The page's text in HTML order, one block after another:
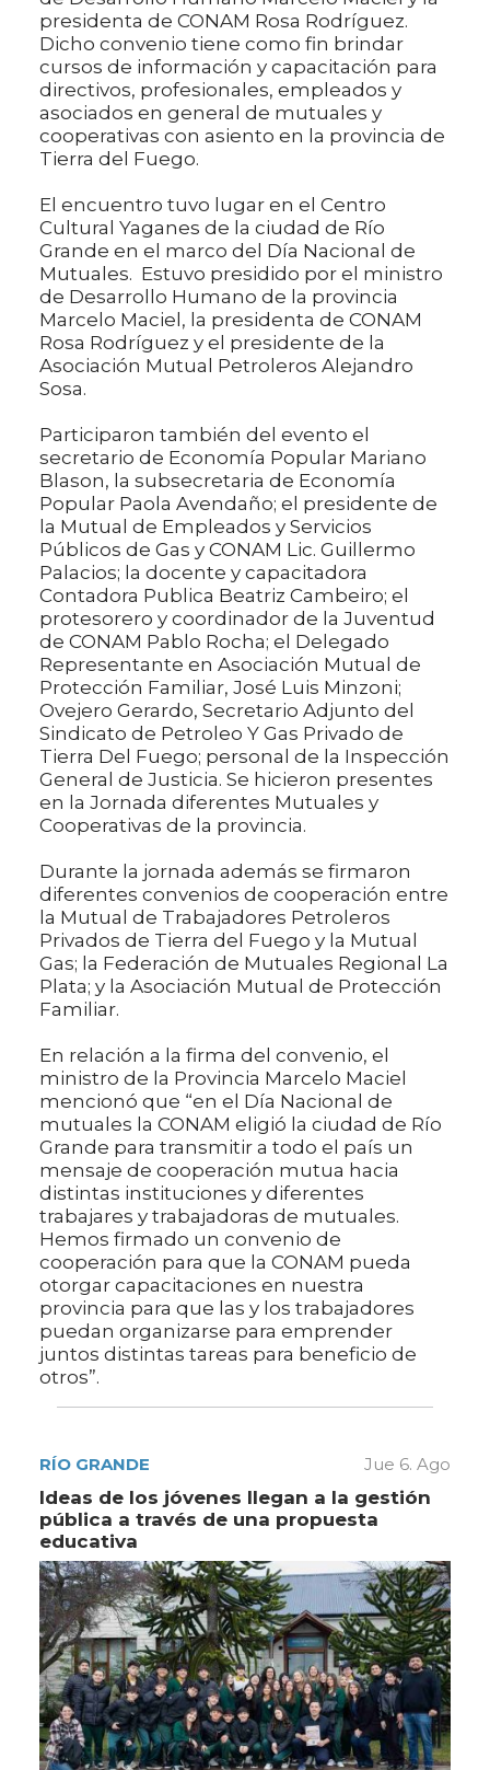
presidenta de CONAM Rosa Rodríguez.
Dicho convenio tiene como fin brindar
cursos de información y capacitación para
directivos, profesionales, empleados y
asociados en general de mutuales y
cooperativas con asiento en la provincia de
Tierra del Fuego.
El encuentro tuvo lugar en el Centro
Cultural Yaganes de la ciudad de Río
Grande en el marco del Día Nacional de
Mutuales. Estuvo presidido por el ministro
de Desarrollo Humano de la provincia
Marcelo Maciel, la presidenta de CONAM
Rosa Rodríguez y el presidente de la
Asociación Mutual Petroleros Alejandro
Sosa.
Participaron también del evento el
secretario de Economía Popular Mariano
Blason, la subsecretaria de Economía
Popular Paola Avendaño; el presidente de
la Mutual de Empleados y Servicios
Públicos de Gas y CONAM Lic. Guillermo
Palacios; la docente y capacitadora
Contadora Publica Beatriz Cambeiro; el
protesorero y coordinador de la Juventud
de CONAM Pablo Rocha; el Delegado
Representante en Asociación Mutual de
Protección Familiar, José Luis Minzoni;
Ovejero Gerardo, Secretario Adjunto del
Sindicato de Petroleo Y Gas Privado de
Tierra Del Fuego; personal de la Inspección
General de Justicia. Se hicieron presentes
en la Jornada diferentes Mutuales y
Cooperativas de la provincia.
Durante la jornada además se firmaron
diferentes convenios de cooperación entre
la Mutual de Trabajadores Petroleros
Privados de Tierra del Fuego y la Mutual
Gas; la Federación de Mutuales Regional La
Plata; y la Asociación Mutual de Protección
Familiar.
En relación a la firma del convenio, el
ministro de la Provincia Marcelo Maciel
mencionó que “en el Día Nacional de
mutuales la CONAM eligió la ciudad de Río
Grande para transmitir a todo el país un
mensaje de cooperación mutua hacia
distintas instituciones y diferentes
trabajares y trabajadoras de mutuales.
Hemos firmado un convenio de
cooperación para que la CONAM pueda
otorgar capacitaciones en nuestra
provincia para que las y los trabajadores
puedan organizarse para emprender
juntos distintas tareas para beneficio de
otros”.
RÍO GRANDE Jue 6. Ago
Ideas de los jóvenes llegan a la gestión
pública a través de una propuesta
educativa